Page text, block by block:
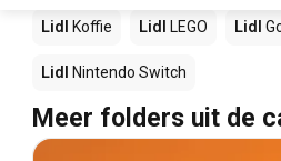
Lidl Koffie Lidl LEGO Lidl
Lidl Nintendo Switch
Meer folders uit de